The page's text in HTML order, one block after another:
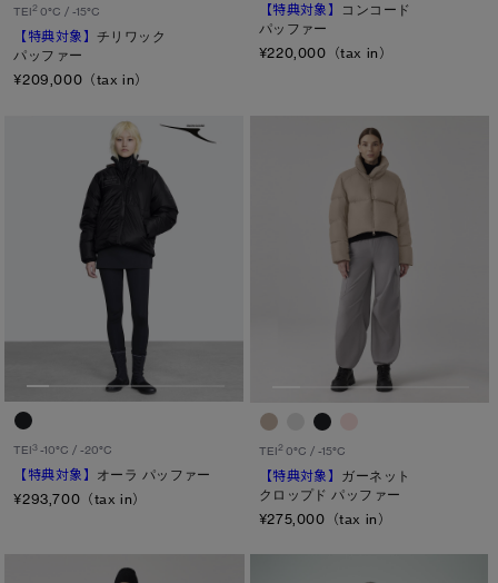
TEI3：-10℃/-20℃
TEI4：-15℃/-25℃
ONESIZE
カラー
ブルー系 オレンジ系
TEI2 0°C / -15°C
【特典対象】チリワック
パッファー
¥209,000（tax in）
【特典対象】
コンコード
パッファー
¥220,000（tax in）
TEI3 -10°C / -20°C
【特典対象】 オーラ パッファー
¥293,700（tax in）
TEI2 0°C / -15°C
【特典対象】 ガーネット
クロップド パッファー
¥275,000（tax in）